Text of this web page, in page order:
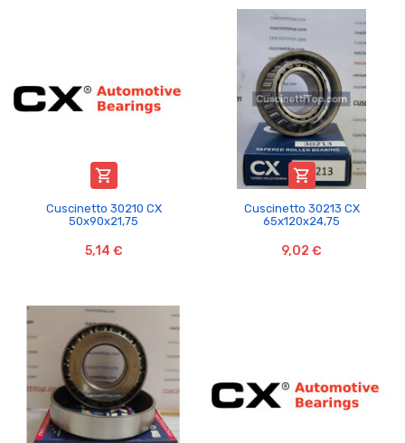

Cuscinetto 30210 CX
50x90x21,75
5,14 €

Cuscinetto 30213 CX
65x120x24,75
9,02 €